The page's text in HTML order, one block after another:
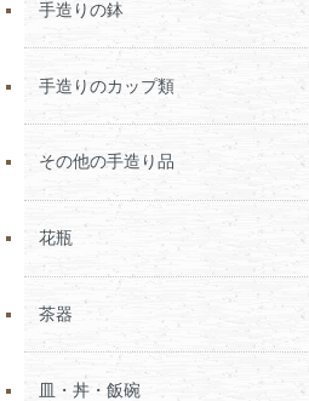
手造りの鉢
手造りのカップ類
その他の手造り品
花瓶
茶器
皿・丼・飯碗